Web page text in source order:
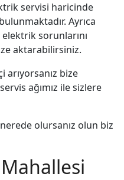
servisi haricinde
Ayrıca
sorunlarını
aktarabilirsiniz.
bize
ağımız ile sizlere
olursanız olun biz
Mahallesi